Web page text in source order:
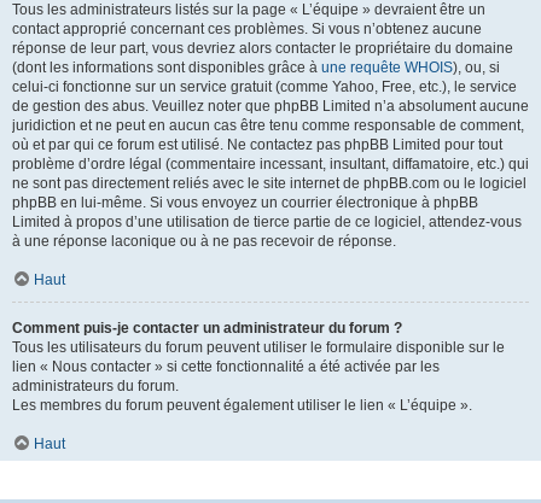
Tous les administrateurs listés sur la page « L’équipe » devraient être un
contact approprié concernant ces problèmes. Si vous n’obtenez aucune
réponse de leur part, vous devriez alors contacter le propriétaire du domaine
(dont les informations sont disponibles grâce à une requête WHOIS), ou, si
celui-ci fonctionne sur un service gratuit (comme Yahoo, Free, etc.), le service
de gestion des abus. Veuillez noter que phpBB Limited n’a absolument aucune
juridiction et ne peut en aucun cas être tenu comme responsable de comment,
où et par qui ce forum est utilisé. Ne contactez pas phpBB Limited pour tout
problème d’ordre légal (commentaire incessant, insultant, diffamatoire, etc.) qui
ne sont pas directement reliés avec le site internet de phpBB.com ou le logiciel
phpBB en lui-même. Si vous envoyez un courrier électronique à phpBB
Limited à propos d’une utilisation de tierce partie de ce logiciel, attendez-vous
à une réponse laconique ou à ne pas recevoir de réponse.
Haut
Comment puis-je contacter un administrateur du forum ?
Tous les utilisateurs du forum peuvent utiliser le formulaire disponible sur le
lien « Nous contacter » si cette fonctionnalité a été activée par les
administrateurs du forum.
Les membres du forum peuvent également utiliser le lien « L’équipe ».
Haut